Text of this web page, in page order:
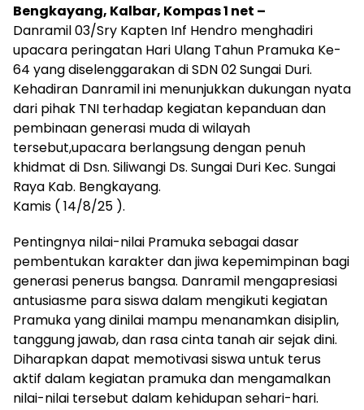
Bengkayang, Kalbar, Kompas 1 net –
Danramil 03/Sry Kapten Inf Hendro menghadiri
upacara peringatan Hari Ulang Tahun Pramuka Ke-
64 yang diselenggarakan di SDN 02 Sungai Duri.
Kehadiran Danramil ini menunjukkan dukungan nyata
dari pihak TNI terhadap kegiatan kepanduan dan
pembinaan generasi muda di wilayah
tersebut,upacara berlangsung dengan penuh
khidmat di Dsn. Siliwangi Ds. Sungai Duri Kec. Sungai
Raya Kab. Bengkayang.
Kamis ( 14/8/25 ).
Pentingnya nilai-nilai Pramuka sebagai dasar
pembentukan karakter dan jiwa kepemimpinan bagi
generasi penerus bangsa. Danramil mengapresiasi
antusiasme para siswa dalam mengikuti kegiatan
Pramuka yang dinilai mampu menanamkan disiplin,
tanggung jawab, dan rasa cinta tanah air sejak dini.
Diharapkan dapat memotivasi siswa untuk terus
aktif dalam kegiatan pramuka dan mengamalkan
nilai-nilai tersebut dalam kehidupan sehari-hari.